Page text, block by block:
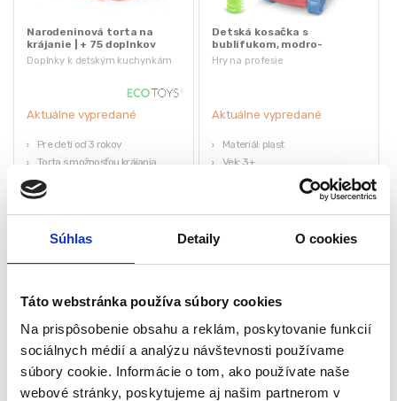
Súhlas Detaily O cookies
Táto webstránka používa súbory cookies
Na prispôsobenie obsahu a reklám, poskytovanie funkcií
sociálnych médií a analýzu návštevnosti používame
súbory cookie. Informácie o tom, ako používate naše
webové stránky, poskytujeme aj našim partnerom v
Doplnky k detským kuchynkám
Narodeninová torta na
krájanie | + 75 doplnkov
Aktuálne vypredané
Pre deti od 3 rokov
Torta s možnosťou krájania
Zvukové a svetelné efekty
Sada tanierov, šálky a príboru
€
(11,10€bez DPH)
Hry na profesie
Detská kosačka s
bublifukom, modro-
červená | + náplň
Aktuálne vypredané
Materiál: plast
Vek: 3+
Napájanie: 2xAA (nie sú súčasťou
Rozmery: 24x31x48 cm
32,55
(26,46€bez DPH)